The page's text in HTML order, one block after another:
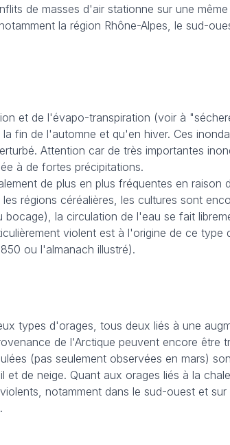
de masses d'air stationne sur une
la région Rhône-Alpes, le sud-
et de l'évapo-transpiration (voir à
fin de l'automne et qu'en hiver. Ces
Attention car de très importantes
à de fortes précipitations.
de plus en plus fréquentes en raison
régions céréalières, les cultures sont
bocage), la circulation de l'eau se fait
violent est à l'origine de ce type
ou l'almanach illustré).
types d'orages, tous deux liés à une
de l'Arctique peuvent encore être
(pas seulement observées en mars)
de neige. Quant aux orages liés à la
notamment dans le sud-ouest et sur